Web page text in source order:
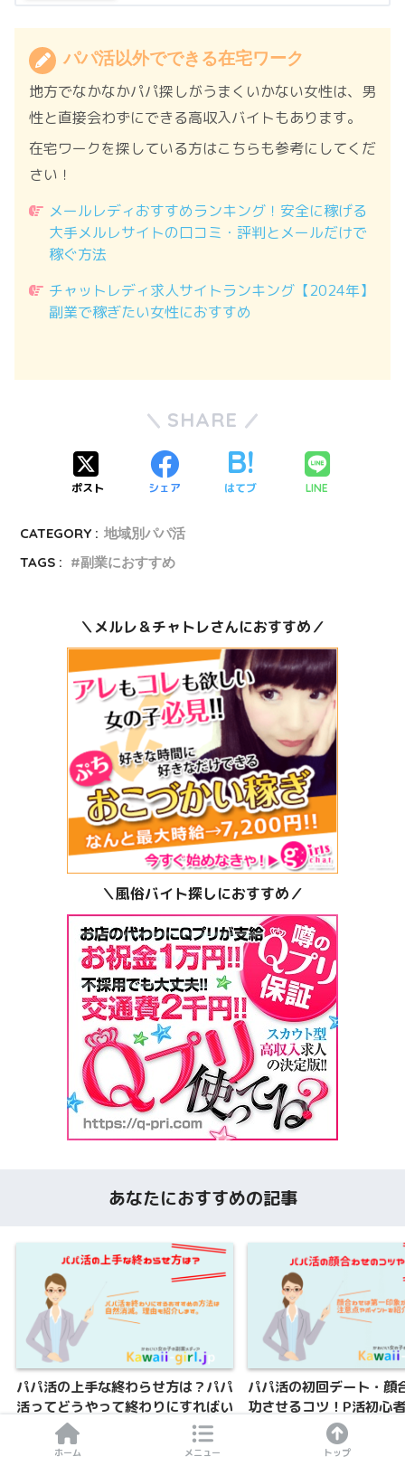
パパ活以外でできる在宅ワーク
地方でなかなかパパ探しがうまくいかない女性は、男
性と直接会わずにできる高収入バイトもあります。
在宅ワークを探している方はこちらも参考にしてくだ
さい！
メールレディおすすめランキング！安全に稼げる
大手メルレサイトの口コミ・評判とメールだけで
稼ぐ方法
チャットレディ求人サイトランキング【2024年】
副業で稼ぎたい女性におすすめ
SHARE
ポスト シェア はてブ LINE
CATEGORY : 地域別パパ活
TAGS :
副業におすすめ
＼メルレ＆チャトレさんにおすすめ／
＼風俗バイト探しにおすすめ／
あなたにおすすめの記事
パパ活の上手な終わらせ方は？パパ
活ってどうやって終わりにすればい
パパ活の初回デート・顔
功させるコツ！P活初心
できる流れやノウハウを
ホーム メニュー トップ